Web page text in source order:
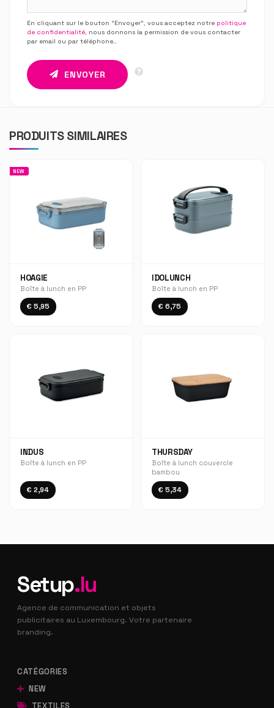
En cliquant sur le bouton “Envoyer”, vous acceptez notre politique
de confidentialité, nous donnons la permission de vous contacter
par email ou par téléphone..
ENVOYER
PRODUITS SIMILAIRES
NEW
HOAGIE
Boîte à lunch en PP
€ 5,95
IDOLUNCH
Boîte à lunch en PP
€ 6,75
INDUS
Boîte à lunch en PP
€ 2,94
THURSDAY
Boîte à lunch couvercle
bambou
€ 5,34
Setup.lu
Agence de communication et objets
publicitaires au Luxembourg. Votre partenaire
branding.
CATÉGORIES
NEW